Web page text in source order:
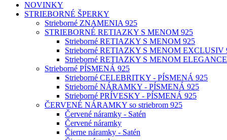
NOVINKY
STRIEBORNÉ ŠPERKY
Strieborné ZNAMENIA 925
STRIEBORNÉ RETIAZKY S MENOM 925
Strieborné RETIAZKY S MENOM 925
Strieborné RETIAZKY S MENOM EXCLUSIV
Strieborné RETIAZKY S MENOM
Strieborné PÍSMENÁ 925
Strieborné CELEBRITKY - PÍSMENÁ 925
Strieborné NÁRAMKY - PÍSMENÁ 925
Strieborné PRÍVESKY - PÍSMENÁ 925
ČERVENÉ NÁRAMKY so striebrom 925
Červené náramky - Satén
Červené náramky
Čierne náramky - Satén